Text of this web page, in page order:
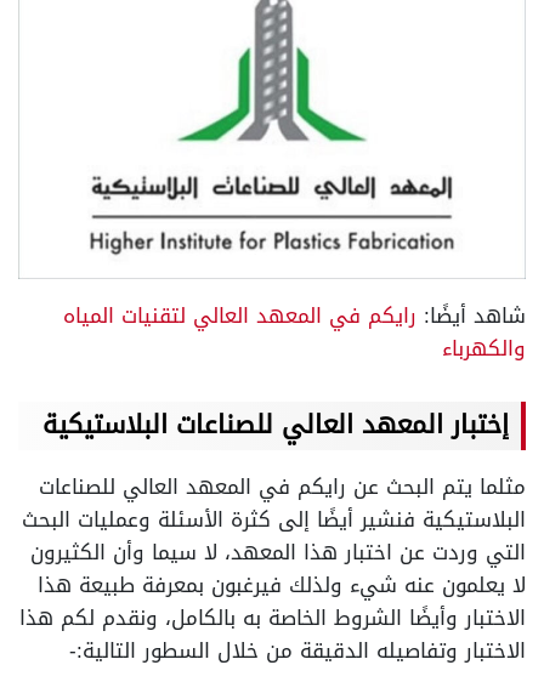
شاهد أيضًا: رايكم في المعهد العالي لتقنيات المياه
والكهرباء
إختبار المعهد العالي للصناعات البلاستيكية
مثلما يتم البحث عن رايكم في المعهد العالي للصناعات
البلاستيكية فنشير أيضًا إلى كثرة الأسئلة وعمليات البحث
التي وردت عن اختبار هذا المعهد، لا سيما وأن الكثيرون
لا يعلمون عنه شيء ولذلك فيرغبون بمعرفة طبيعة هذا
الاختبار وأيضًا الشروط الخاصة به بالكامل، ونقدم لكم هذا
الاختبار وتفاصيله الدقيقة من خلال السطور التالية:-